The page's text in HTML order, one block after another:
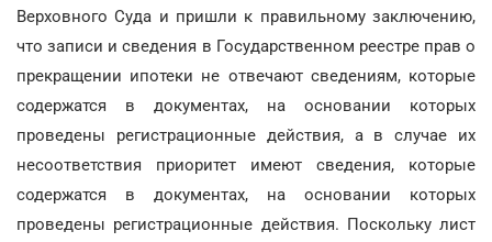
Верховного Суда и пришли к правильному заключению,
что записи и сведения в Государственном реестре прав о
прекращении ипотеки не отвечают сведениям, которые
содержатся в документах, на основании которых
проведены регистрационные действия, а в случае их
несоответствия приоритет имеют сведения, которые
содержатся в документах, на основании которых
проведены регистрационные действия. Поскольку лист